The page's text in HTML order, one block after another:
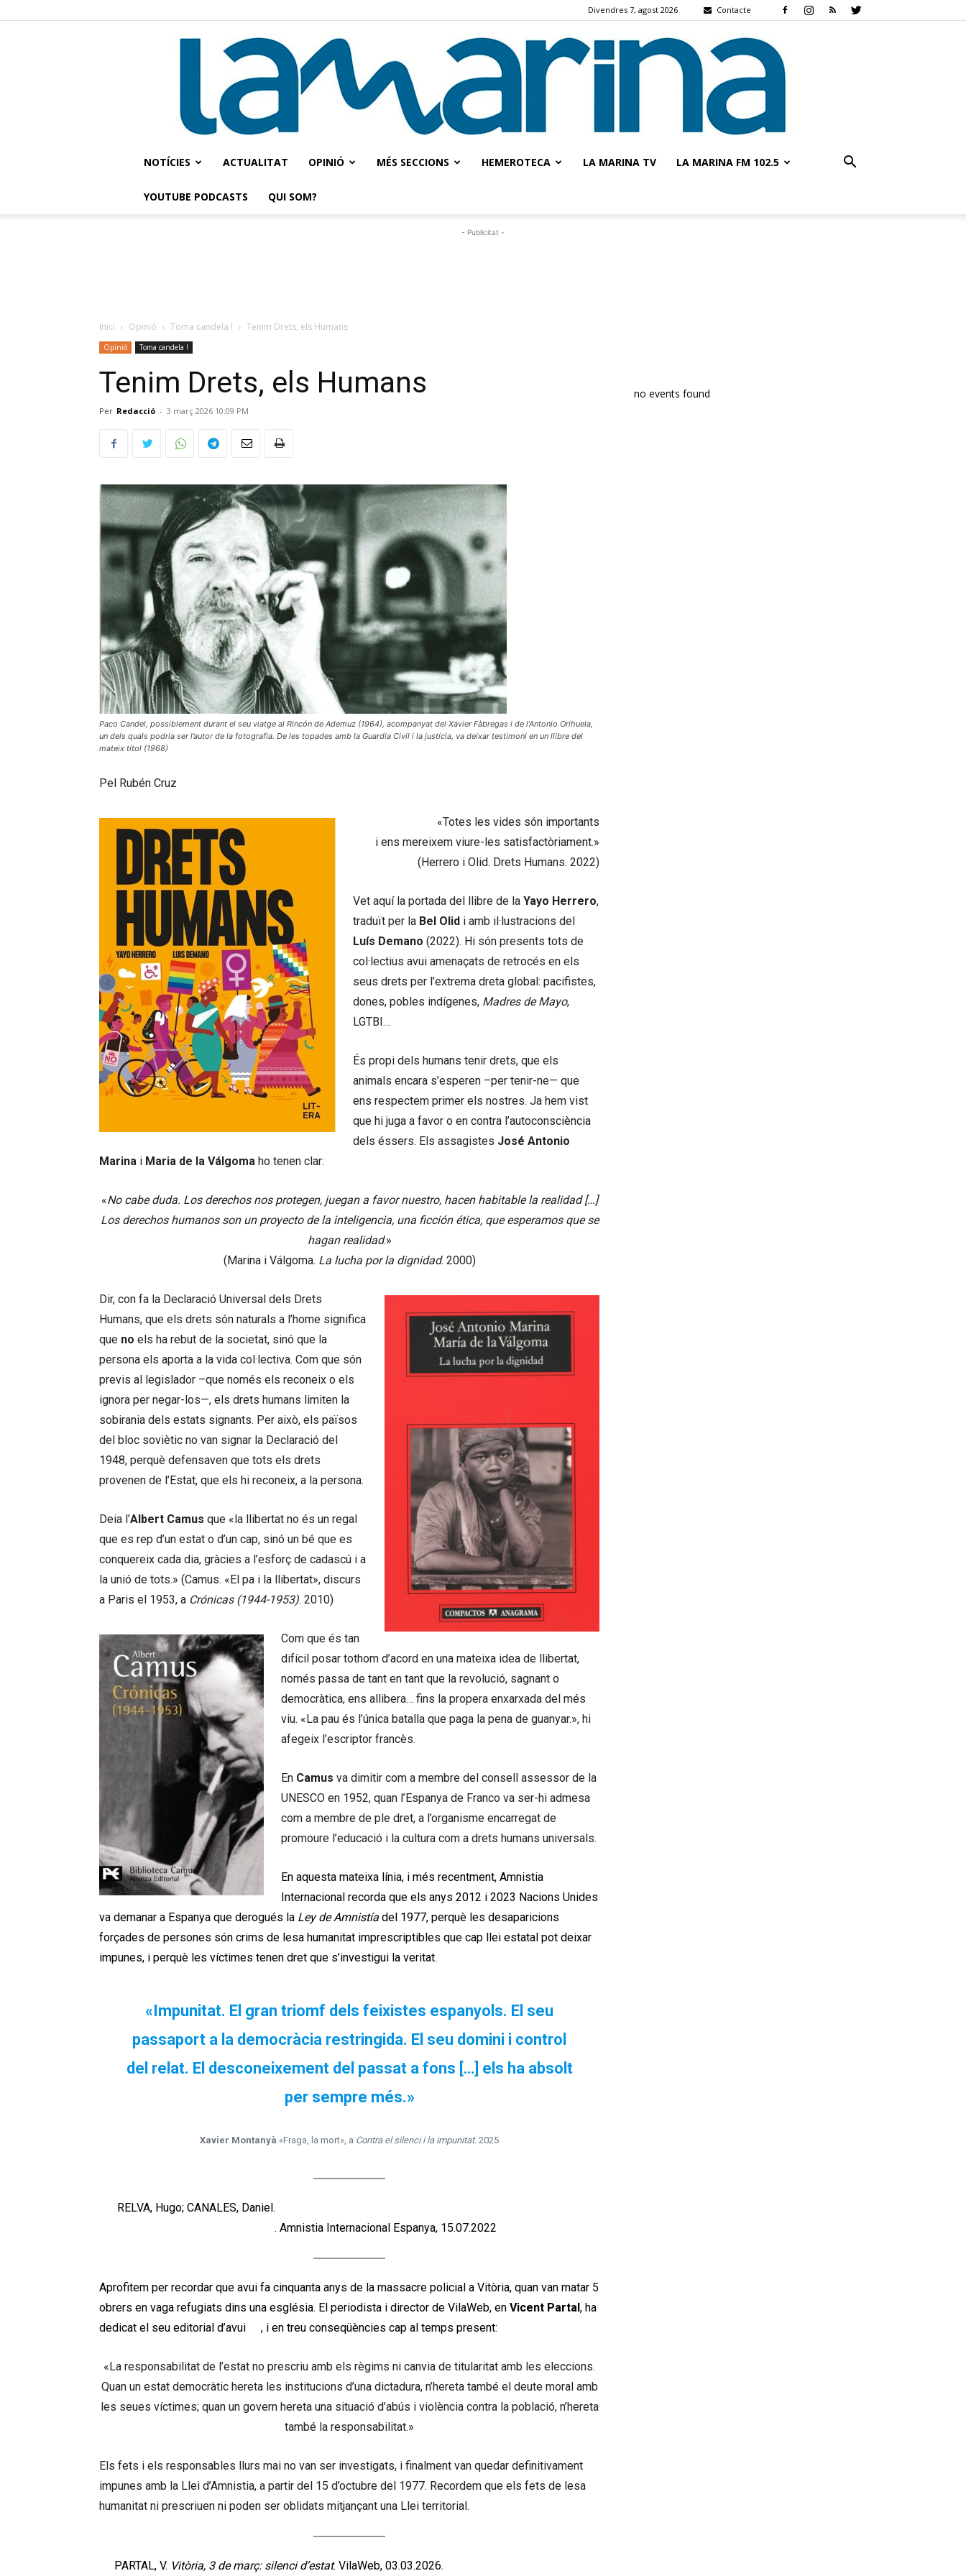
Divendres 7, agost 2026 Contacte
NOTÍCIES ACTUALITAT OPINIÓ MÉS SECCIONS HEMEROTECA LA MARINA TV LA MARINA FM 102.5
YOUTUBE PODCASTS QUI SOM?
- Publicitat -
Inici Opinió Toma candela ! Tenim Drets, els Humans
Opinió Toma candela !
Tenim Drets, els Humans
Per Redacció - 3 març 2026 10:09 PM
Paco Candel, possiblement durant el seu viatge al Rincón de Ademuz (1964), acompanyat del Xavier Fàbregas i de l’Antonio Orihuela,
un dels quals podria ser l’autor de la fotografia. De les topades amb la Guardia Civil i la justícia, va deixar testimoni en un llibre del
mateix títol (1968)
Pel Rubén Cruz
«Totes les vides són importants
i ens mereixem viure-les satisfactòriament.»
(Herrero i Olid. Drets Humans. 2022)
Vet aquí la portada del llibre de la Yayo Herrero,
traduït per la Bel Olid i amb il·lustracions del
Luís Demano (2022). Hi són presents tots de
col·lectius avui amenaçats de retrocés en els
seus drets per l’extrema dreta global: pacifistes,
dones, pobles indígenes, Madres de Mayo,
LGTBI…
És propi dels humans tenir drets, que els
animals encara s’esperen –per tenir-ne— que
ens respectem primer els nostres. Ja hem vist
que hi juga a favor o en contra l’autoconsciència
dels éssers. Els assagistes José Antonio
Marina i Maria de la Válgoma ho tenen clar:
«No cabe duda. Los derechos nos protegen, juegan a favor nuestro, hacen habitable la realidad […]
Los derechos humanos son un proyecto de la inteligencia, una ficción ética, que esperamos que se
hagan realidad.»
(Marina i Válgoma. La lucha por la dignidad. 2000)
Dir, con fa la Declaració Universal dels Drets
Humans, que els drets són naturals a l’home significa
que no els ha rebut de la societat, sinó que la
persona els aporta a la vida col·lectiva. Com que són
previs al legislador –que només els reconeix o els
ignora per negar-los—, els drets humans limiten la
sobirania dels estats signants. Per això, els països
del bloc soviètic no van signar la Declaració del
1948, perquè defensaven que tots els drets
provenen de l’Estat, que els hi reconeix, a la persona.
Deia l’Albert Camus que «la llibertat no és un regal
que es rep d’un estat o d’un cap, sinó un bé que es
conquereix cada dia, gràcies a l’esforç de cadascú i a
la unió de tots.» (Camus. «El pa i la llibertat», discurs
a Paris el 1953, a Crónicas (1944-1953). 2010)
Com que és tan
difícil posar tothom d’acord en una mateixa idea de llibertat,
només passa de tant en tant que la revolució, sagnant o
democràtica, ens allibera… fins la propera enxarxada del més
viu. «La pau és l’única batalla que paga la pena de guanyar.», hi
afegeix l’escriptor francès.
En Camus va dimitir com a membre del consell assessor de la
UNESCO en 1952, quan l’Espanya de Franco va ser-hi admesa
com a membre de ple dret, a l’organisme encarregat de
promoure l’educació i la cultura com a drets humans universals.
En aquesta mateixa línia, i més recentment, Amnistia
Internacional recorda que els anys 2012 i 2023 Nacions Unides
va demanar a Espanya que derogués la Ley de Amnistía del 1977, perquè les desaparicions
forçades de persones són crims de lesa humanitat imprescriptibles que cap llei estatal pot deixar
impunes, i perquè les víctimes tenen dret que s’investigui la veritat.
«Impunitat. El gran triomf dels feixistes espanyols. El seu
passaport a la democràcia restringida. El seu domini i control
del relat. El desconeixement del passat a fons […] els ha absolt
per sempre més.»
Xavier Montanyà.«Fraga, la mort», a Contra el silenci i la impunitat. 2025
RELVA, Hugo; CANALES, Daniel.
. Amnistia Internacional Espanya, 15.07.2022
Aprofitem per recordar que avui fa cinquanta anys de la massacre policial a Vitòria, quan van matar 5
obrers en vaga refugiats dins una església. El periodista i director de VilaWeb, en Vicent Partal , ha
dedicat el seu editorial d’avui
, i en treu conseqüències cap al temps present:
«La responsabilitat de l’estat no prescriu amb els règims ni canvia de titularitat amb les eleccions.
Quan un estat democràtic hereta les institucions d’una dictadura, n’hereta també el deute moral amb
les seues víctimes; quan un govern hereta una situació d’abús i violència contra la població, n’hereta
també la responsabilitat.»
Els fets i els responsables llurs mai no van ser investigats, i finalment van quedar definitivament
impunes amb la Llei d’Amnistia, a partir del 15 d’octubre del 1977. Recordem que els fets de lesa
humanitat ni prescriuen ni poden ser oblidats mitjançant una Llei territorial.
PARTAL, V. Vitòria, 3 de març: silenci d’estat. VilaWeb, 03.03.2026.
no events found